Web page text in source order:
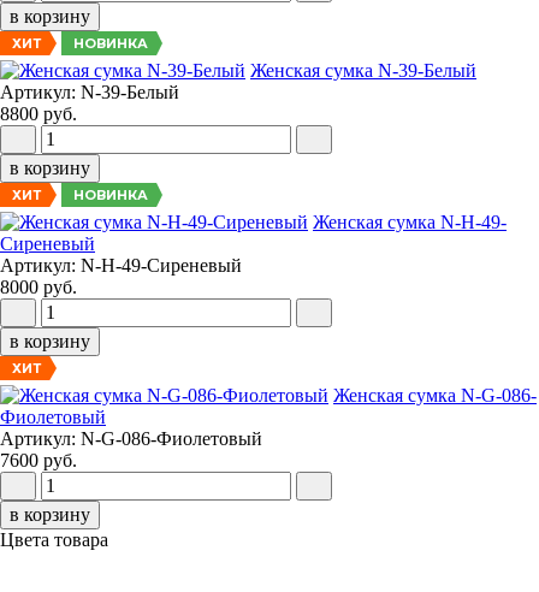
в корзину
ХИТ НОВИНКА
Женская сумка N-39-Белый
Артикул: N-39-Белый
8800 руб.
в корзину
ХИТ НОВИНКА
Женская сумка N-H-49-
Сиреневый
Артикул: N-H-49-Сиреневый
8000 руб.
в корзину
ХИТ
Женская сумка N-G-086-
Фиолетовый
Артикул: N-G-086-Фиолетовый
7600 руб.
в корзину
Цвета товара